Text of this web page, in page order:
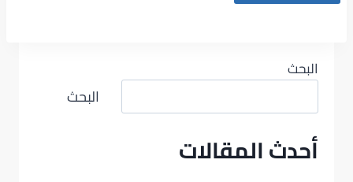
البحث
البحث
أحدث المقالات